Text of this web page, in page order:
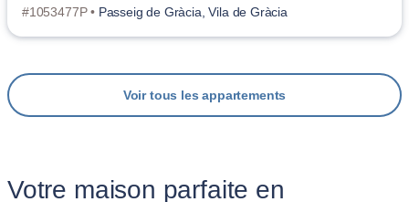
#1053477P • Passeig de Gràcia, Vila de Gràcia
Voir tous les appartements
Votre maison parfaite en